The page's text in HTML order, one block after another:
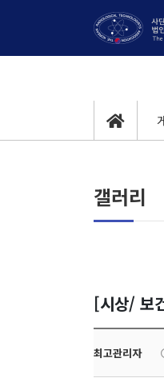
갤러리
[시상/ 보
최고관리자